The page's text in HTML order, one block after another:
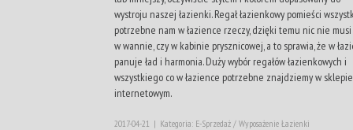
wystroju naszej łazienki. Regał łazienkowy pomieści
potrzebne nam w łazience rzeczy, dzięki temu nic nie
w wannie, czy w kabinie prysznicowej, a to sprawia, że w
panuje ład i harmonia. Duży wybór regałów łazienkowych i
wszystkiego co w łazience potrzebne znajdziemy w sklepie
internetowym.
2017-04-21 | Kategoria: E-Sprzedaż / Wyposażenie Łazienki